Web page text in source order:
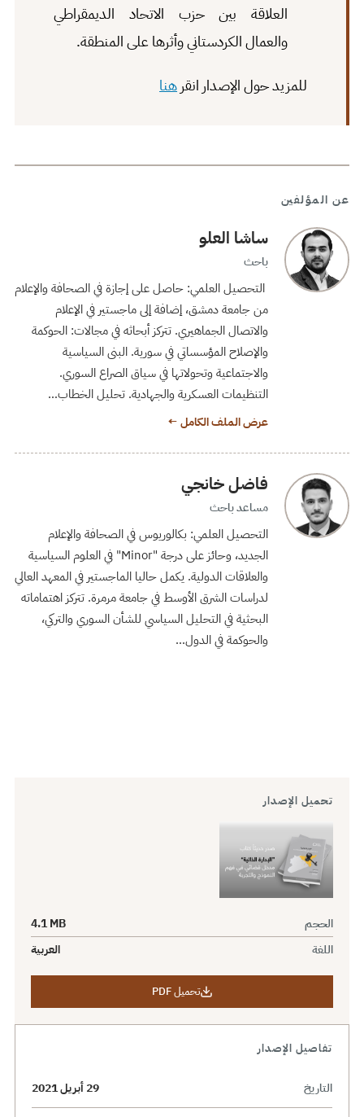
العلاقة بين حزب الاتحاد الديمقراطي
والعمال الكردستاني وأثرها على المنطقة.
للمزيد حول الإصدار انقر هنا
عن المؤلفين
ساشا العلو
باحث
التحصيل العلمي: حاصل على إجازة في الصحافة والإعلام
من جامعة دمشق، إضافة إلى ماجستير في الإعلام
والاتصال الجماهيري. تتركز أبحاثه في مجالات: الحوكمة
والإصلاح المؤسساتي في سورية. البنى السياسية
والاجتماعية وتحولاتها في سياق الصراع السوري.
التنظيمات العسكرية والجهادية. تحليل الخطاب…
عرض الملف الكامل ←
فاضل خانجي
مساعد باحث
التحصيل العلمي: بكالوريوس في الصحافة والإعلام
الجديد، وحائز على درجة "Minor" في العلوم السياسية
والعلاقات الدولية. يكمل حاليا الماجستير في المعهد العالي
لدراسات الشرق الأوسط في جامعة مرمرة. تتركز اهتماماته
البحثية في التحليل السياسي للشأن السوري والتركي،
والحوكمة في الدول…
تحميل الإصدار
الحجم
4.1 MB
اللغة
العربية
تحميل PDF
تفاصيل الإصدار
التاريخ 29 أبريل 2021